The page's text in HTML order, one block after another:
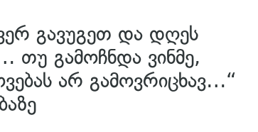
გავუგეთ და დღეს
თუ გამოჩნდა ვინმე,
არ გამოვრიცხავ…“